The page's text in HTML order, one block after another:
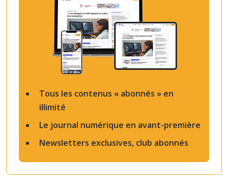
Tous les contenus « abonnés » en
illimité
Le journal numérique en avant-première
Newsletters exclusives, club abonnés